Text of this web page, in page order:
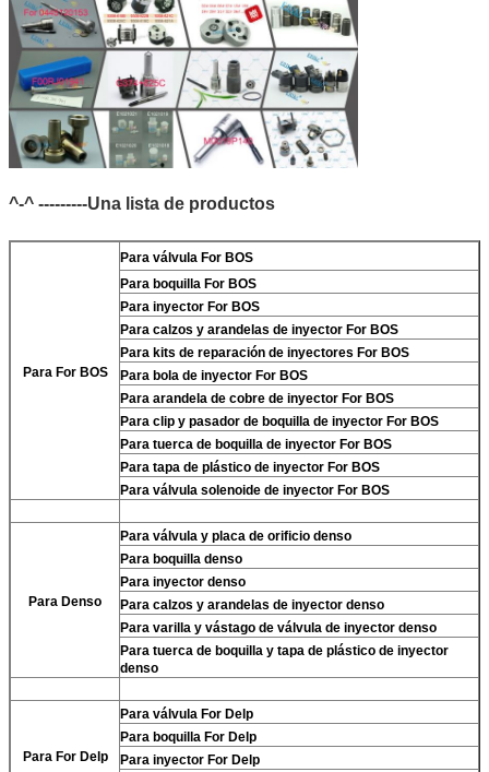
^-^ ---------Una lista de productos
Para For BOS
Para válvula For BOS
Para boquilla For BOS
Para inyector For BOS
Para calzos y arandelas de inyector For BOS
Para kits de reparación de inyectores For BOS
Para bola de inyector For BOS
Para arandela de cobre de inyector For BOS
Para clip y pasador de boquilla de inyector For BOS
Para tuerca de boquilla de inyector For BOS
Para tapa de plástico de inyector For BOS
Para válvula solenoide de inyector For BOS
Para Denso
Para válvula y placa de orificio denso
Para boquilla denso
Para inyector denso
Para calzos y arandelas de inyector denso
Para varilla y vástago de válvula de inyector denso
Para tuerca de boquilla y tapa de plástico de inyector
denso
Para For Delp
Para válvula For Delp
Para boquilla For Delp
Para inyector For Delp